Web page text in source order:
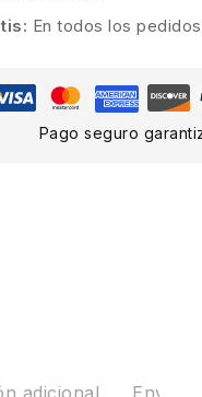
En todos los
Pago seguro
adicional Envíos